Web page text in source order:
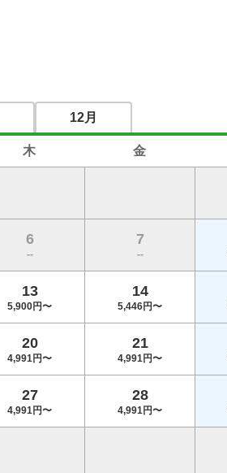
12月
木 金
6
--
7
--
13
5,900円〜
14
5,446円〜
20
4,991円〜
21
4,991円〜
27
4,991円〜
28
4,991円〜